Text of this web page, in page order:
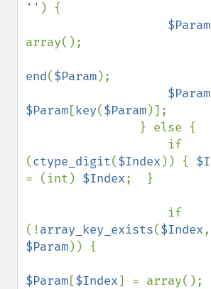
'' ) {
$Param
array();
end($Param);
$Param
$Param[key($Param)];
(ctype_digit($Index )) {
= (int) $Index;  }
(!array_key_exists($Index
$Param)) {
$Param[$Index] = array();